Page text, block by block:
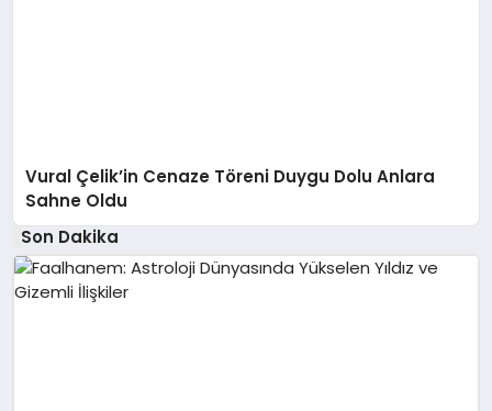
Vural Çelik’in Cenaze Töreni Duygu Dolu Anlara
Sahne Oldu
Son Dakika